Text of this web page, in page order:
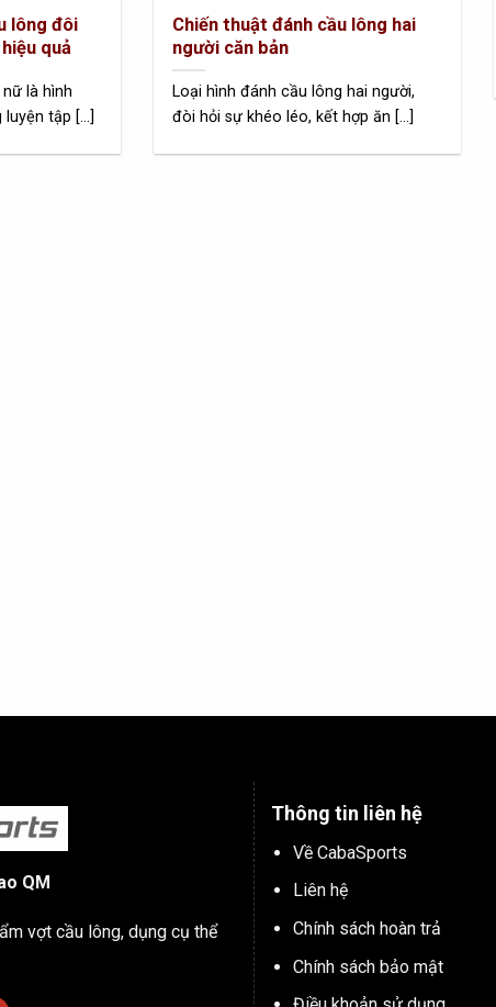
lông đôi
quả
là hình
tập [...]
Chiến thuật đánh cầu lông hai
người căn bản
Loại hình đánh cầu lông hai người,
đòi hỏi sự khéo léo, kết hợp ăn [...]
QM
vợt cầu lông, dụng cụ thể
Thông tin liên hệ
Về CabaSports
Liên hệ
Chính sách hoàn trả
Chính sách bảo mật